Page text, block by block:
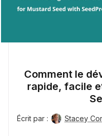
Comment le
rapide, facile
Écrit par : Stacey